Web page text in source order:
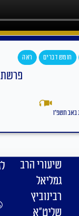
חומש דברים ראה
באב תשפ״ו
שיעורי הרב
גמליאל
רבינוביץ
שליט"א